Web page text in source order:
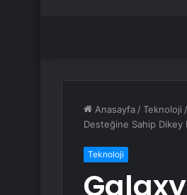
Anasayfa /Teknoloji /
Desteğine Sahip Dikey
Teknoloji